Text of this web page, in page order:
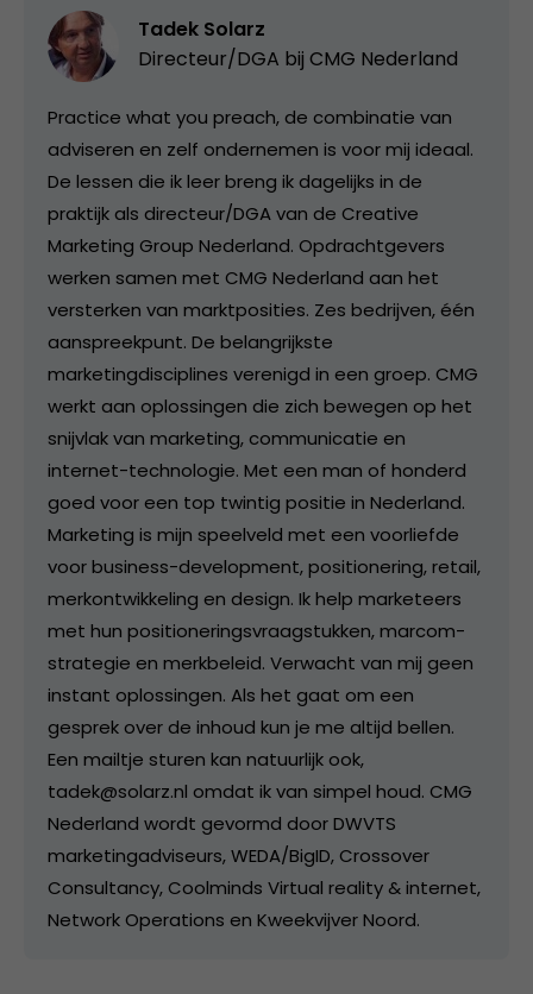
Tadek Solarz
Directeur/DGA bij CMG Nederland
Practice what you preach, de combinatie van
adviseren en zelf ondernemen is voor mij ideaal.
De lessen die ik leer breng ik dagelijks in de
praktijk als directeur/DGA van de Creative
Marketing Group Nederland. Opdrachtgevers
werken samen met CMG Nederland aan het
versterken van marktposities. Zes bedrijven, één
aanspreekpunt. De belangrijkste
marketingdisciplines verenigd in een groep. CMG
werkt aan oplossingen die zich bewegen op het
snijvlak van marketing, communicatie en
internet-technologie. Met een man of honderd
goed voor een top twintig positie in Nederland.
Marketing is mijn speelveld met een voorliefde
voor business-development, positionering, retail,
merkontwikkeling en design. Ik help marketeers
met hun positioneringsvraagstukken, marcom-
strategie en merkbeleid. Verwacht van mij geen
instant oplossingen. Als het gaat om een
gesprek over de inhoud kun je me altijd bellen.
Een mailtje sturen kan natuurlijk ook,
tadek@solarz.nl omdat ik van simpel houd. CMG
Nederland wordt gevormd door DWVTS
marketingadviseurs, WEDA/BigID, Crossover
Consultancy, Coolminds Virtual reality & internet,
Network Operations en Kweekvijver Noord.